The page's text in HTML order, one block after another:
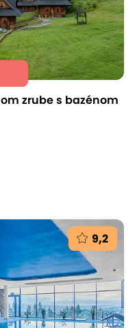
zrube s bazénom
9,2